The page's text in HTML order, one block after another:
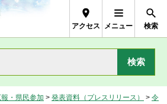
Nagano Prefecture
アクセス メニュー 検索
報・県民参加 > 発表資料（プレスリリース） > 令